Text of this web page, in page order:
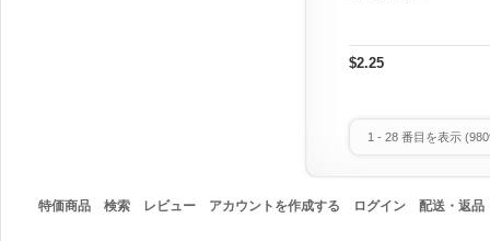
$2.25
1 - 28 番目を表示 (
特価商品 検索 レビュー アカウントを作成する ログイン 配送・返品